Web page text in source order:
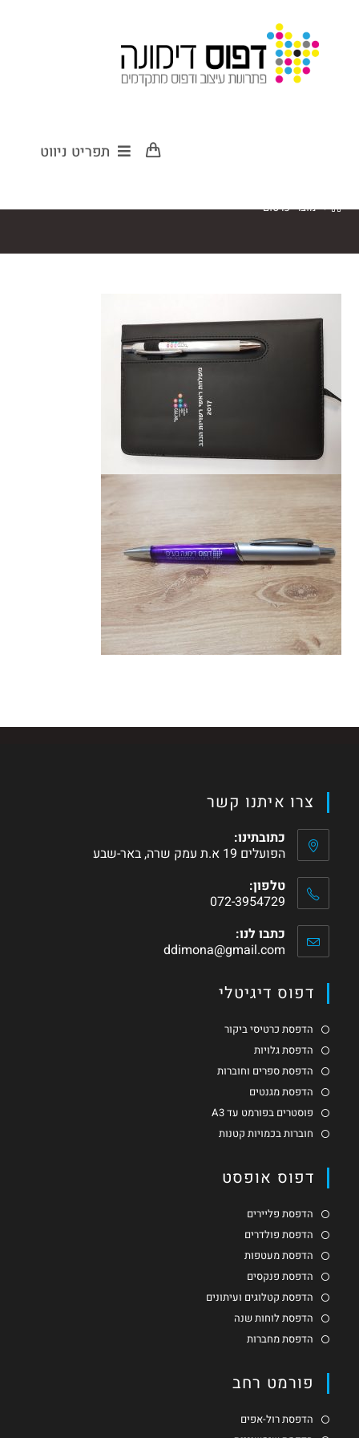
תפריט ניווט
> מוצרי פרסום
צרו איתנו קשר
כתובתינו:
הפועלים 19 א.ת עמק שרה, באר-שבע
טלפון:
072-3954729
כתבו לנו:
ddimona@gmail.com
דפוס דיגיטלי
הדפסת כרטיסי ביקור
הדפסת גלויות
הדפסת ספרים וחוברות
הדפסת מגנטים
פוסטרים בפורמט עד A3
חוברות בכמויות קטנות
דפוס אופסט
הדפסת פליירים
הדפסת פולדרים
הדפסת מעטפות
הדפסת פנקסים
הדפסת קטלוגים ועיתונים
הדפסת לוחות שנה
הדפסת מחברות
פורמט רחב
הדפסת רול-אפים